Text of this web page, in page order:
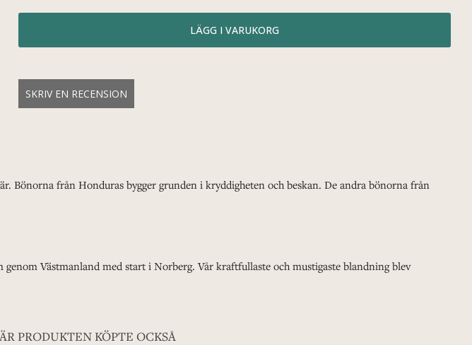
SKRIV EN RECENSION
från Honduras bygger grunden i kryddigheten och beskan. De andra bönorna från
Västmanland med start i Norberg. Vår kraftfullaste och mustigaste blandning blev
PRODUKTEN KÖPTE OCKSÅ